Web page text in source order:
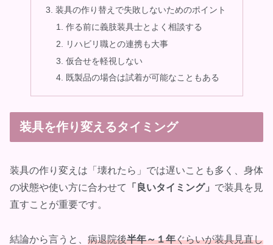
装具の作り替えで失敗しないためのポイント
作る前に義肢装具士とよく相談する
リハビリ職との連携も大事
仮合せを軽視しない
既製品の場合は試着が可能なこともある
装具を作り変えるタイミング
装具の作り変えは「壊れたら」では遅いことも多く、身体
の状態や使い方に合わせて
「良いタイミング」 で装具を見
直すことが重要です。
結論から言うと、 病退院後半年～１年ぐらいが装具見直し